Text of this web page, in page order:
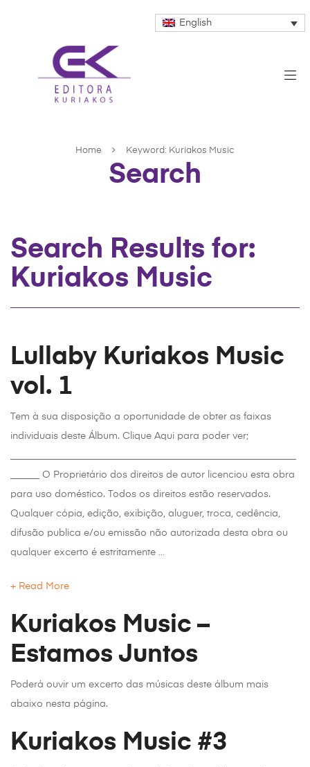
English
Home Keyword: Kuriakos Music
Search
Search Results for:
Kuriakos Music
Lullaby Kuriakos Music
vol. 1
Tem à sua disposição a oportunidade de obter as faixas
individuais deste Álbum. Clique Aqui para poder ver;
______ O Proprietário dos direitos de autor licenciou esta obra
para uso doméstico. Todos os direitos estão reservados.
Qualquer cópia, edição, exibição, aluguer, troca, cedência,
difusão publica e/ou emissão não autorizada desta obra ou
qualquer excerto é estritamente …
Read More
Kuriakos Music –
Estamos Juntos
Poderá ouvir um excerto das músicas deste álbum mais
abaixo nesta página.
Kuriakos Music #3